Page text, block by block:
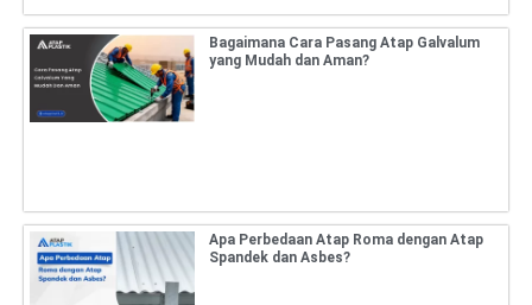
Bagaimana Cara Pasang Atap Galvalum
yang Mudah dan Aman?
Apa Perbedaan Atap Roma dengan Atap
Spandek dan Asbes?